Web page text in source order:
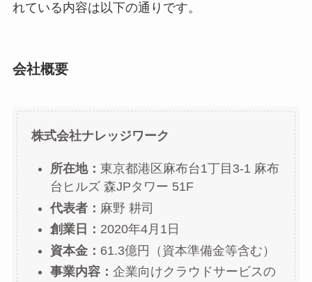
れている内容は以下の通りです。
会社概要
株式会社ナレッジワーク
所在地： 東京都港区麻布台1丁目3-1 麻布
台ヒルズ 森JPタワー 51F
代表者： 麻野 耕司
創業日： 2020年4月1日
資本金： 61.3億円（資本準備金等含む）
事業内容： 企業向けクラウドサービスの